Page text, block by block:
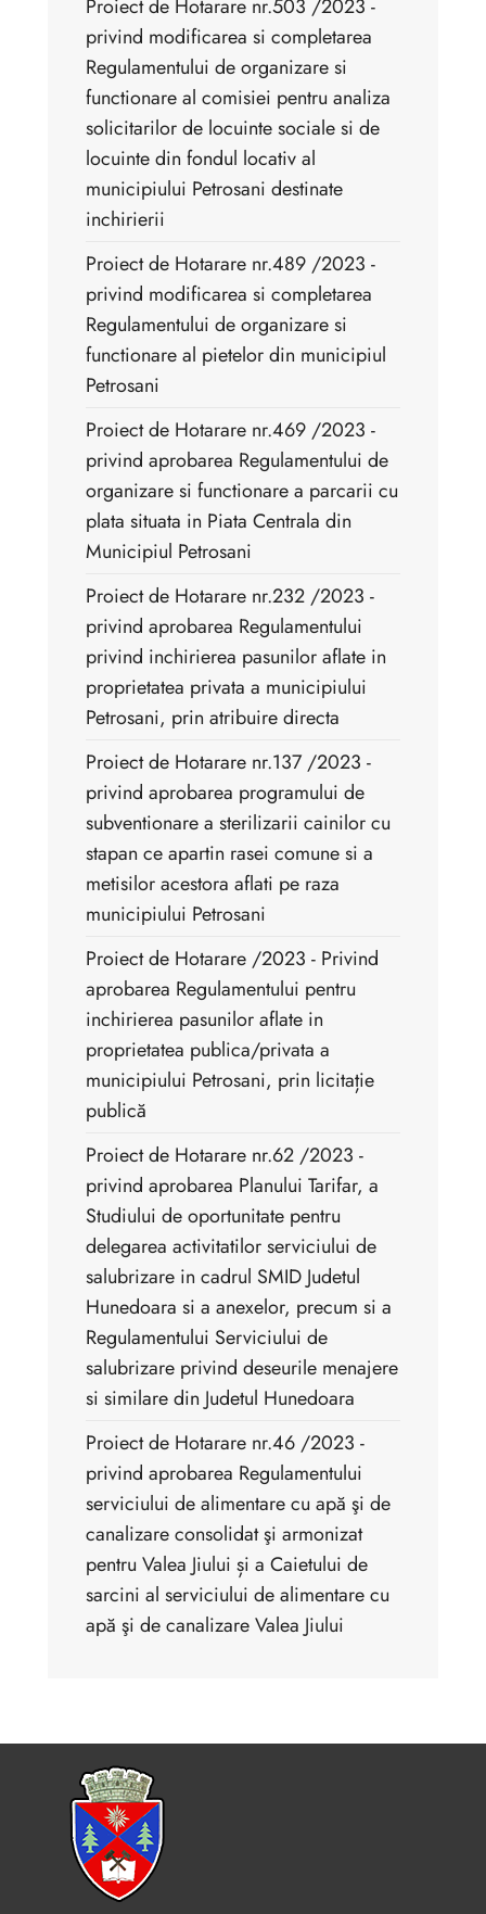
Proiect de Hotarare nr.503 /2023 -
privind modificarea si completarea
Regulamentului de organizare si
functionare al comisiei pentru analiza
solicitarilor de locuinte sociale si de
locuinte din fondul locativ al
municipiului Petrosani destinate
inchirierii
Proiect de Hotarare nr.489 /2023 -
privind modificarea si completarea
Regulamentului de organizare si
functionare al pietelor din municipiul
Petrosani
Proiect de Hotarare nr.469 /2023 -
privind aprobarea Regulamentului de
organizare si functionare a parcarii cu
plata situata in Piata Centrala din
Municipiul Petrosani
Proiect de Hotarare nr.232 /2023 -
privind aprobarea Regulamentului
privind inchirierea pasunilor aflate in
proprietatea privata a municipiului
Petrosani, prin atribuire directa
Proiect de Hotarare nr.137 /2023 -
privind aprobarea programului de
subventionare a sterilizarii cainilor cu
stapan ce apartin rasei comune si a
metisilor acestora aflati pe raza
municipiului Petrosani
Proiect de Hotarare /2023 - Privind
aprobarea Regulamentului pentru
inchirierea pasunilor aflate in
proprietatea publica/privata a
municipiului Petrosani, prin licitație
publică
Proiect de Hotarare nr.62 /2023 -
privind aprobarea Planului Tarifar, a
Studiului de oportunitate pentru
delegarea activitatilor serviciului de
salubrizare in cadrul SMID Judetul
Hunedoara si a anexelor, precum si a
Regulamentului Serviciului de
salubrizare privind deseurile menajere
si similare din Judetul Hunedoara
Proiect de Hotarare nr.46 /2023 -
privind aprobarea Regulamentului
serviciului de alimentare cu apă şi de
canalizare consolidat şi armonizat
pentru Valea Jiului și a Caietului de
sarcini al serviciului de alimentare cu
apă şi de canalizare Valea Jiului